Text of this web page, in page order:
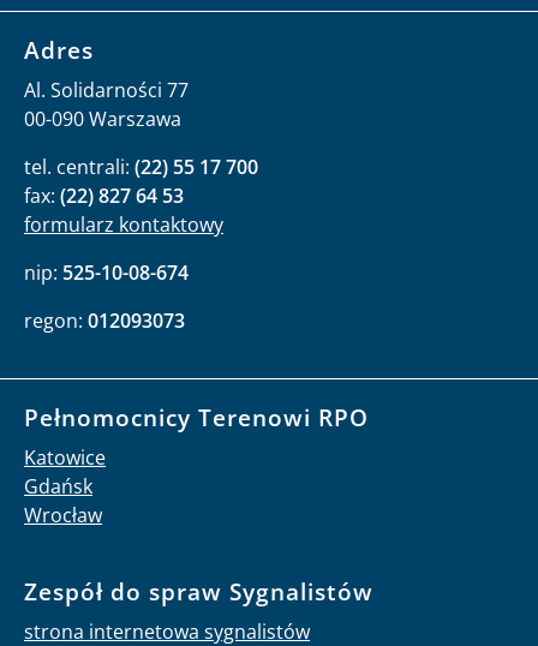
Adres
Al. Solidarności 77
00-090 Warszawa
tel. centrali: (22) 55 17 700
fax: (22) 827 64 53
formularz kontaktowy
nip: 525-10-08-674
regon: 012093073
Pełnomocnicy Terenowi RPO
Katowice
Gdańsk
Wrocław
Zespół do spraw Sygnalistów
strona internetowa sygnalistów